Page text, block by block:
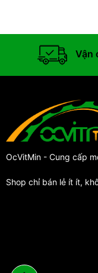
Vận
OcVitMin - Cung cấp
Shop chỉ bán lẻ ít ít,